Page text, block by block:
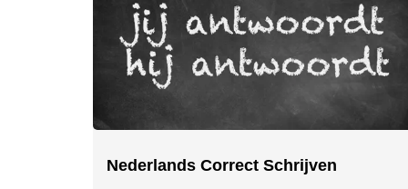
Nederlands Correct Schrijven